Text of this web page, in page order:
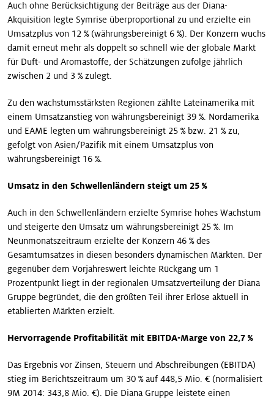
Auch ohne Berücksichtigung der Beiträge aus der Diana-
Akquisition legte Symrise überproportional zu und erzielte ein
Umsatzplus von 12 % (währungsbereinigt 6 %). Der Konzern wuchs
damit erneut mehr als doppelt so schnell wie der globale Markt
für Duft- und Aromastoffe, der Schätzungen zufolge jährlich
zwischen 2 und 3 % zulegt.
Zu den wachstumsstärksten Regionen zählte Lateinamerika mit
einem Umsatzanstieg von währungsbereinigt 39 %. Nordamerika
und EAME legten um währungsbereinigt 25 % bzw. 21 % zu,
gefolgt von Asien/Pazifik mit einem Umsatzplus von
währungsbereinigt 16 %.
Umsatz in den Schwellenländern steigt um 25 %
Auch in den Schwellenländern erzielte Symrise hohes Wachstum
und steigerte den Umsatz um währungsbereinigt 25 %. Im
Neunmonatszeitraum erzielte der Konzern 46 % des
Gesamtumsatzes in diesen besonders dynamischen Märkten. Der
gegenüber dem Vorjahreswert leichte Rückgang um 1
Prozentpunkt liegt in der regionalen Umsatzverteilung der Diana
Gruppe begründet, die den größten Teil ihrer Erlöse aktuell in
etablierten Märkten erzielt.
Hervorragende Profitabilität mit EBITDA-Marge von 22,7 %
Das Ergebnis vor Zinsen, Steuern und Abschreibungen (EBITDA)
stieg im Berichtszeitraum um 30 % auf 448,5 Mio. € (normalisiert
9M 2014: 343,8 Mio. €). Die Diana Gruppe leistete einen